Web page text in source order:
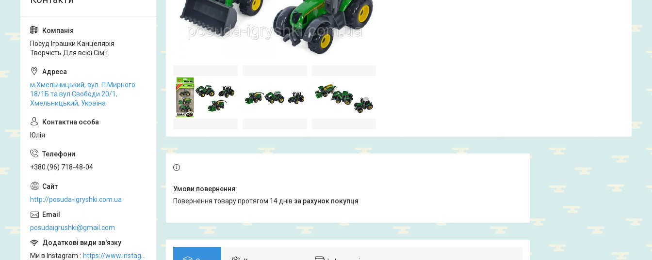
повернення товару протягом 14 днів за рахунок покупця
Посуд Іграшки Канцелярія
Творчість Для всієї Сім'ї
м.Хмельницький, вул. П.Мирного
18/1Б та вул.Свободи 20/1,
Хмельницький, Україна
Юлія
+380 (96) 718-48-04
http://posuda-igryshki.com.ua
posudaigrushki@gmail.com
Ми в Instagram